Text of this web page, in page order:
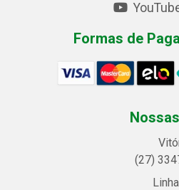
Formas de
(27)